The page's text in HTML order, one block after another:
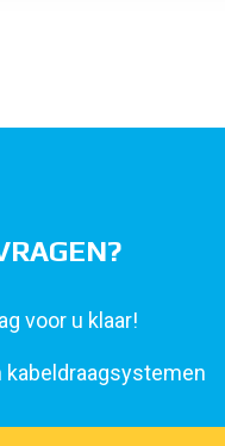
voor u klaar!
kabeldraagsystemen